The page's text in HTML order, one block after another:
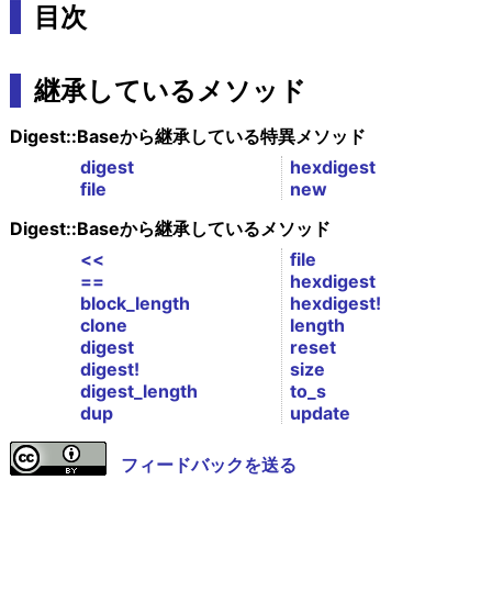
目次
継承しているメソッド
Digest::Baseから継承している特異メソッド
digest
file
hexdigest
new
Digest::Baseから継承しているメソッド
<<
==
block_length
clone
digest
digest!
digest_length
dup
file
hexdigest
hexdigest!
length
reset
size
to_s
update
フィードバックを送る